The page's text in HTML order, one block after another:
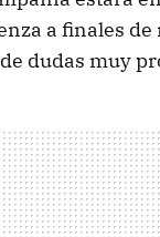
a finales de
dudas muy